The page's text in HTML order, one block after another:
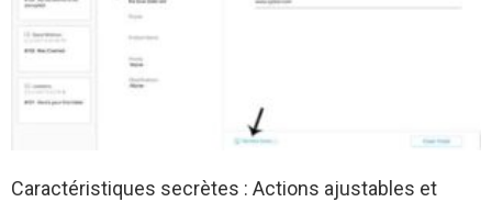
Caractéristiques secrètes : Actions ajustables et